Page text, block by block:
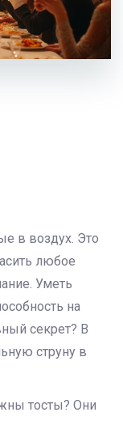
в воздух. Это
любое
Уметь
на
секрет? В
струну в
тосты? Они